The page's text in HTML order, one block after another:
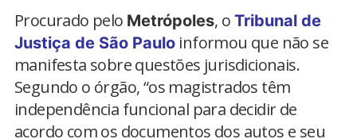
Procurado pelo Metrópoles, o Tribunal de
Justiça de São Paulo informou que não se
manifesta sobre questões jurisdicionais.
Segundo o órgão, “os magistrados têm
independência funcional para decidir de
acordo com os documentos dos autos e seu